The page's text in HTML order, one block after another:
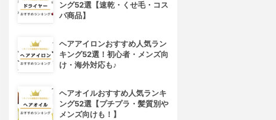
ング52選【速乾・くせ毛・コス
パ商品】
ヘアアイロンおすすめ人気ラン
キング52選！初心者・メンズ向
け・海外対応も♪
ヘアオイルおすすめ人気ランキ
ング52選【プチプラ・髪質別や
メンズ向けも！】